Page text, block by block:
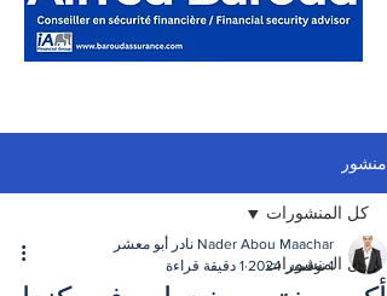
منشور
كل المنشورات
كل المنشورات
Nader Abou Maachar نادر أبو معشر
1 نوفمبر 2024
1 دقيقة قراءة